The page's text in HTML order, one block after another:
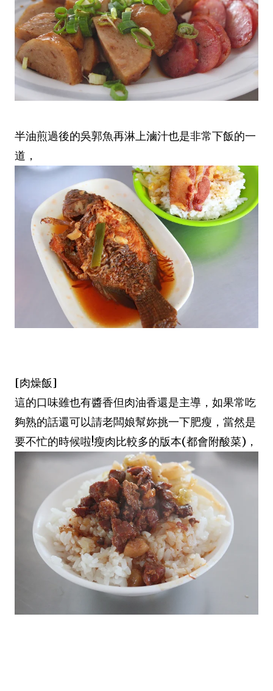
半油煎過後的吳郭魚再淋上滷汁也是非常下飯的一
道，
[肉燥飯]
這的口味雖也有醬香但肉油香還是主導，如果常吃
夠熟的話還可以請老闆娘幫妳挑一下肥瘦，當然是
要不忙的時候啦!瘦肉比較多的版本(都會附酸菜)，